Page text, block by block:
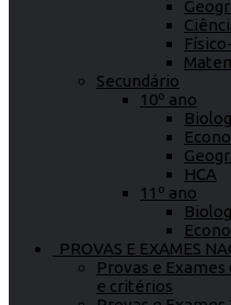
Secundário
10º ano
HCA
11º ano
PROVAS E EXAMES
Provas e
e critérios